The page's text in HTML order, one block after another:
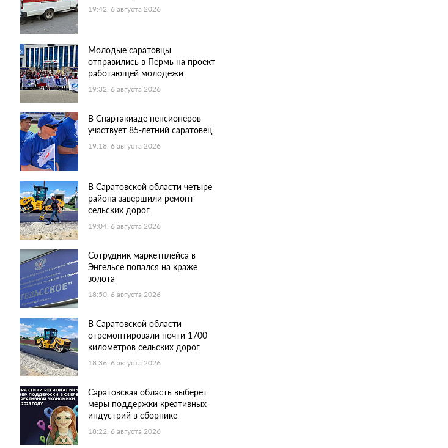
19:42, 6 августа 2026
Молодые саратовцы
отправились в Пермь на проект
работающей молодежи
19:32, 6 августа 2026
В Спартакиаде пенсионеров
участвует 85-летний саратовец
19:18, 6 августа 2026
В Саратовской области четыре
района завершили ремонт
сельских дорог
19:04, 6 августа 2026
Сотрудник маркетплейса в
Энгельсе попался на краже
золота
18:50, 6 августа 2026
В Саратовской области
отремонтировали почти 1700
километров сельских дорог
18:36, 6 августа 2026
Саратовская область выберет
меры поддержки креативных
индустрий в сборнике
18:22, 6 августа 2026